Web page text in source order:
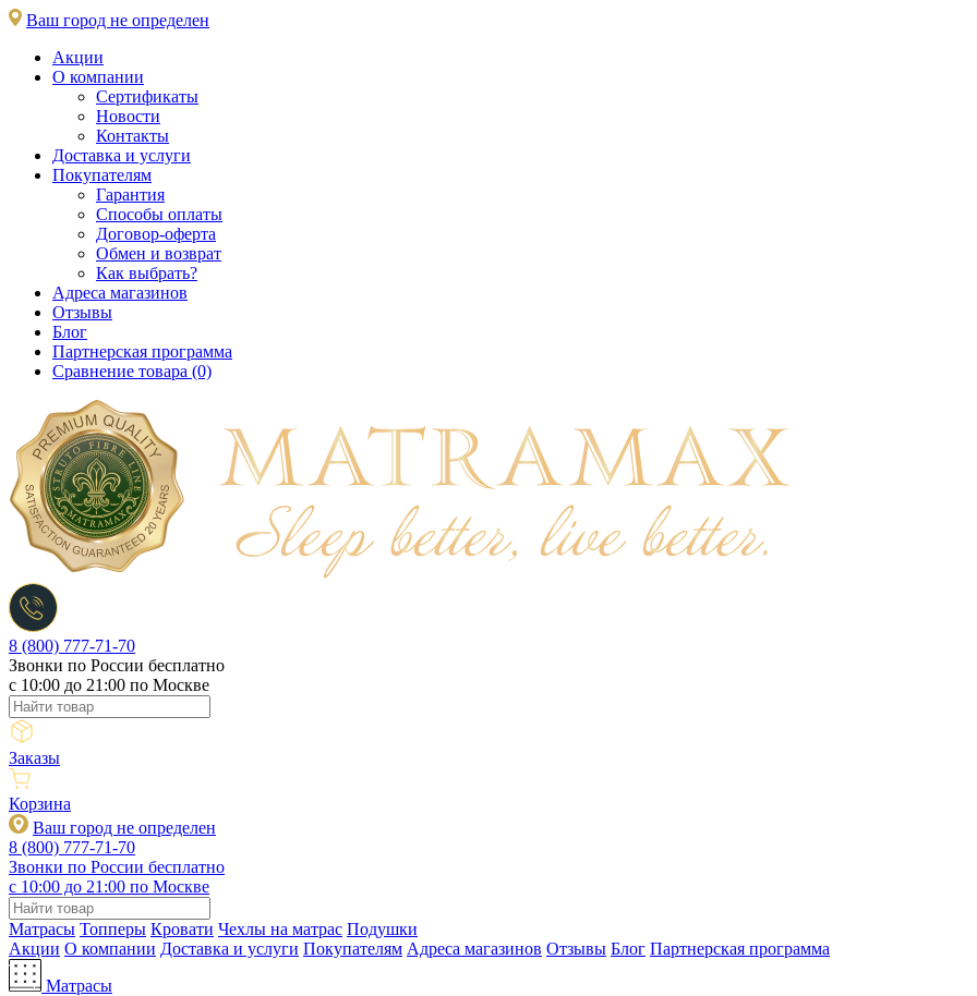
Ваш город не определен
Акции
О компании
Сертификаты
Новости
Контакты
Доставка и услуги
Покупателям
Гарантия
Способы оплаты
Договор-оферта
Обмен и возврат
Как выбрать?
Адреса магазинов
Отзывы
Блог
Партнерская программа
Сравнение товара (0)
8 (800) 777-71-70
Звонки по России бесплатно
c 10:00 до 21:00 по Москве
Заказы
Корзина
Ваш город не определен
8 (800) 777-71-70
Звонки по России бесплатно
c 10:00 до 21:00 по Москве
Матрасы Топперы Кровати Чехлы на матрас Подушки
Акции О компании Доставка и услуги Покупателям Адреса магазинов Отзывы Блог Партнерская программа
Матрасы